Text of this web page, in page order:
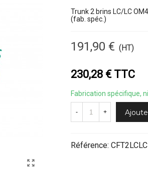
Trunk 2 brins LC/LC
(fab. spéc.)
191,90 € (HT)
230,28 € TTC
Fabrication spécifique,
- +
Référence: